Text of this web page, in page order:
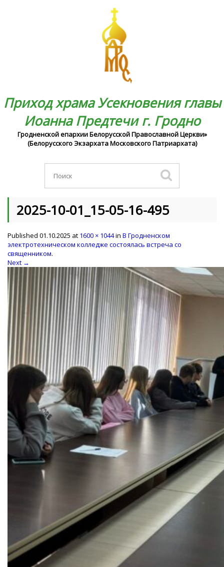
Приход храма Усекновения главы
Иоанна Предтечи г. Гродно
Гродненской епархии Белорусской Православной Церкви»
(Белорусского Экзархата Московского Патриархата)
2025-10-01_15-05-16-495
Published 01.10.2025 at 1600 × 1044in В Гродненском
электротехническом колледже состоялась встреча со
священником.
Next →